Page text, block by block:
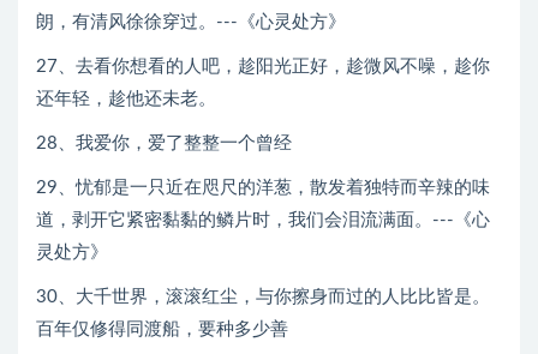
朗，有清风徐徐穿过。---《心灵处方》
27、去看你想看的人吧，趁阳光正好，趁微风不噪，趁你
还年轻，趁他还未老。
28、我爱你，爱了整整一个曾经
29、忧郁是一只近在咫尺的洋葱，散发着独特而辛辣的味
道，剥开它紧密黏黏的鳞片时，我们会泪流满面。---《心
灵处方》
30、大千世界，滚滚红尘，与你擦身而过的人比比皆是。
百年仅修得同渡船，要种多少善